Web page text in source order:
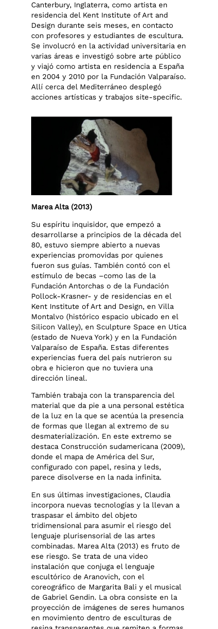
Canterbury, Inglaterra, como artista en
residencia del Kent Institute of Art and
Design durante seis meses, en contacto
con profesores y estudiantes de escultura.
Se involucró en la actividad universitaria en
varias áreas e investigó sobre arte público
y viajó como artista en residencia a España
en 2004 y 2010 por la Fundación Valparaíso.
Allí cerca del Mediterráneo desplegó
acciones artísticas y trabajos site-specific.
Marea Alta (2013)
Su espíritu inquisidor, que empezó a
desarrollarse a principios de la década del
80, estuvo siempre abierto a nuevas
experiencias promovidas por quienes
fueron sus guías. También contó con el
estímulo de becas –como las de la
Fundación Antorchas o de la Fundación
Pollock-Krasner- y de residencias en el
Kent Institute of Art and Design, en Villa
Montalvo (histórico espacio ubicado en el
Silicon Valley), en Sculpture Space en Utica
(estado de Nueva York) y en la Fundación
Valparaíso de España. Estas diferentes
experiencias fuera del país nutrieron su
obra e hicieron que no tuviera una
dirección lineal.
También trabaja con la transparencia del
material que da pie a una personal estética
de la luz en la que se acentúa la presencia
de formas que llegan al extremo de su
desmaterialización. En este extremo se
destaca Construcción sudamericana (2009),
donde el mapa de América del Sur,
configurado con papel, resina y leds,
parece disolverse en la nada infinita.
En sus últimas investigaciones, Claudia
incorpora nuevas tecnologías y la llevan a
traspasar el ámbito del objeto
tridimensional para asumir el riesgo del
lenguaje plurisensorial de las artes
combinadas. Marea Alta (2013) es fruto de
ese riesgo. Se trata de una video
instalación que conjuga el lenguaje
escultórico de Aranovich, con el
coreográfico de Margarita Bali y el musical
de Gabriel Gendin. La obra consiste en la
proyección de imágenes de seres humanos
en movimiento dentro de esculturas de